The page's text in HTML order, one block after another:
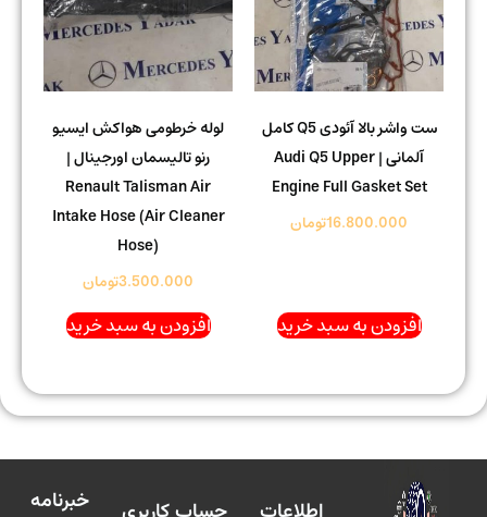
ست واشر بالا آئودی Q5 کامل
آلمانی | Audi Q5 Upper
Engine Full Gasket Set
16.800.000تومان
افزودن به سبد خرید
لوله خرطومی هواکش ایسیو
رنو تالیسمان اورجینال |
Renault Talisman Air
Intake Hose (Air Cleaner
Hose)
3.500.000تومان
افزودن به سبد خرید
خبرنامه